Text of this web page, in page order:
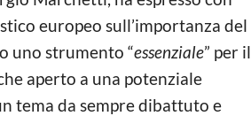
europeo sull’importanza del
uno strumento “essenziale” per il
aperto a una potenziale
tema da sempre dibattuto e